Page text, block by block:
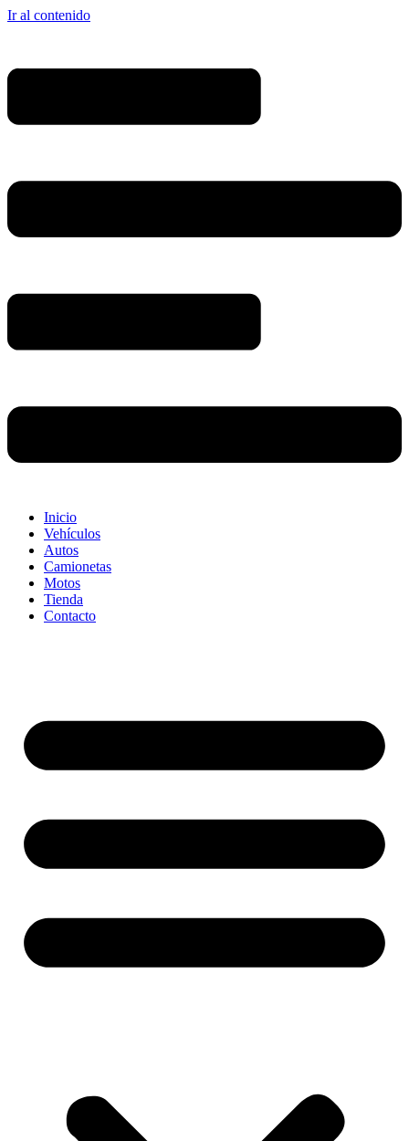
Ir al contenido
Inicio
Vehículos
Autos
Camionetas
Motos
Tienda
Contacto